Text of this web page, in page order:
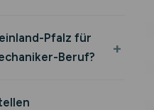
Pfalz für
Beruf?